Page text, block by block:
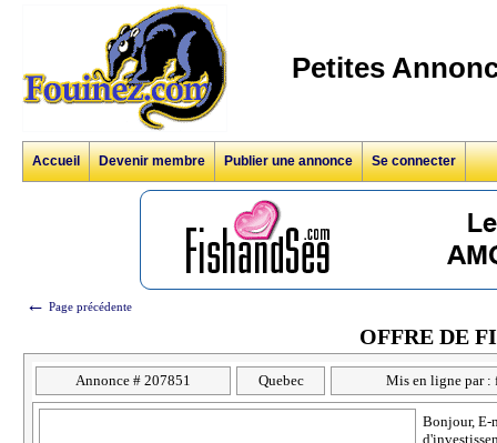
Petites
Accueil Devenir membre Publier une annonce Se connecter
← Page précédente
OFFRE DE
Annonce # 207851 Quebec Mis en ligne par :
Bonjour, E-